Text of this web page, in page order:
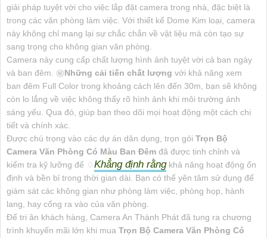
giải pháp tuyệt vời cho việc lắp đặt camera trong nhà, đặc biệt là
trong các văn phòng làm việc. Với thiết kế Dome Kim loại, camera
này không chỉ mang lại sự chắc chắn về vật liệu mà còn tạo sự
sang trọng cho không gian văn phòng.
Camera này cung cấp chất lượng hình ảnh tuyệt vời cả ban ngày
và ban đêm. ㊙️Những cải tiến chất lượng với khả năng xem
ban đêm Full Color trong khoảng cách lên đến 30m, bạn sẽ không
còn lo lắng về việc không thấy rõ hình ảnh khi môi trường ánh
sáng yếu. Qua đó, giúp bạn theo dõi mọi hoạt động một cách chi
tiết và chính xác.
Được chú trọng vào các dự án dân dụng, trọn gói Trọn Bộ
Camera Văn Phòng Có Màu Ban Đêm đã được tinh chỉnh và
kiểm tra kỹ lưỡng để ♢Khẳng định rằngkhả năng hoạt động ổn
định và bền bỉ trong thời gian dài. Bạn có thể yên tâm sử dụng để
giám sát các không gian như phòng làm việc, phòng họp, hành
lang, hay cổng ra vào của văn phòng.
Để tri ân khách hàng, Camera An Thành Phát đã tung ra chương
trình khuyến mãi lớn khi mua Trọn Bộ Camera Văn Phòng Có